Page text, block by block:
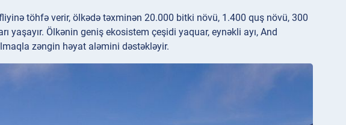
töhfə verir, ölkədə təxminən 20.000 bitki növü, 1.400 quş növü, 300
yaşayır. Ölkənin geniş ekosistem çeşidi yaquar, eynəkli ayı, And
zəngin həyat aləmini dəstəkləyir.